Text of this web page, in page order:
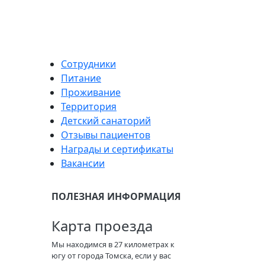
Сотрудники
Питание
Проживание
Территория
Детский санаторий
Отзывы пациентов
Награды и сертификаты
Вакансии
ПОЛЕЗНАЯ ИНФОРМАЦИЯ
Карта проезда
Мы находимся в 27 километрах к
югу от города Томска, если у вас